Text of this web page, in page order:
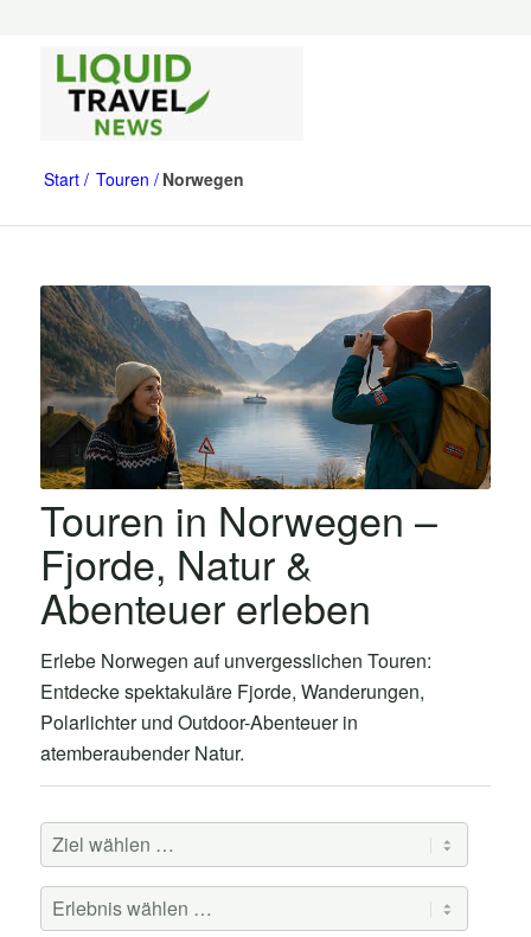
Start Touren Norwegen
Touren in Norwegen –
Fjorde, Natur &
Abenteuer erleben
Erlebe Norwegen auf unvergesslichen Touren:
Entdecke spektakuläre Fjorde, Wanderungen,
Polarlichter und Outdoor-Abenteuer in
atemberaubender Natur.